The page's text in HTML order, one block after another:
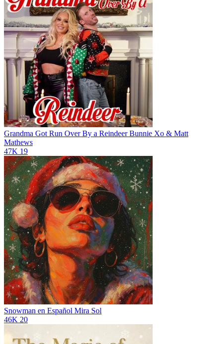
Grandma Got Run Over By a Reindeer Bunnie Xo & Matt
Mathews
47K 19
Snowman en Español Mira Sol
46K 20